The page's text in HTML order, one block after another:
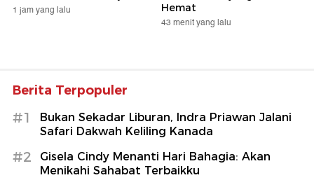
1 jam yang lalu
Hemat
43 menit yang lalu
Berita Terpopuler
#1
Bukan Sekadar Liburan, Indra Priawan Jalani
Safari Dakwah Keliling Kanada
#2
Gisela Cindy Menanti Hari Bahagia: Akan
Menikahi Sahabat Terbaikku